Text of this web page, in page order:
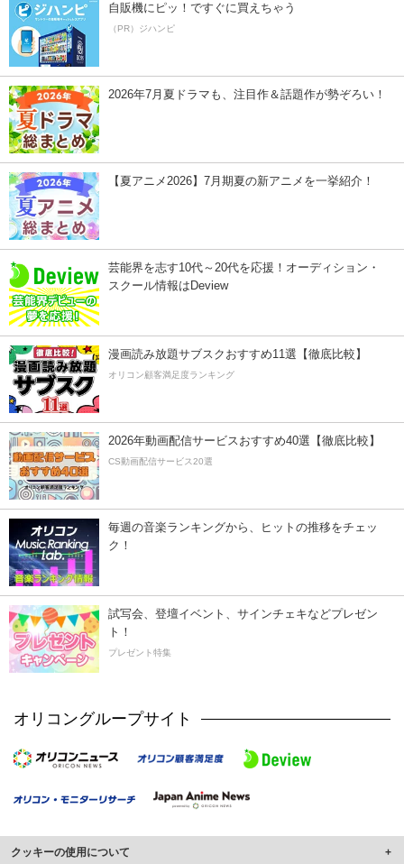
自販機にピッ！ですぐに買えちゃう
（PR）ジハンピ
2026年7月夏ドラマも、注目作＆話題作が勢ぞろい！
【夏アニメ2026】7月期夏の新アニメを一挙紹介！
芸能界を志す10代～20代を応援！オーディション・
スクール情報はDeview
漫画読み放題サブスクおすすめ11選【徹底比較】
オリコン顧客満足度ランキング
2026年動画配信サービスおすすめ40選【徹底比較】
CS動画配信サービス20選
毎週の音楽ランキングから、ヒットの推移をチェッ
ク！
試写会、登壇イベント、サインチェキなどプレゼン
ト！
プレゼント特集
オリコングループサイト
クッキーの使用について